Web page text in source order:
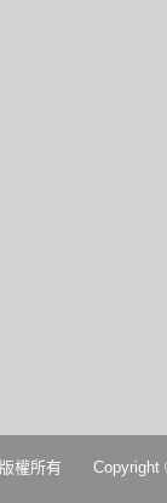
權所有 Copyright ©